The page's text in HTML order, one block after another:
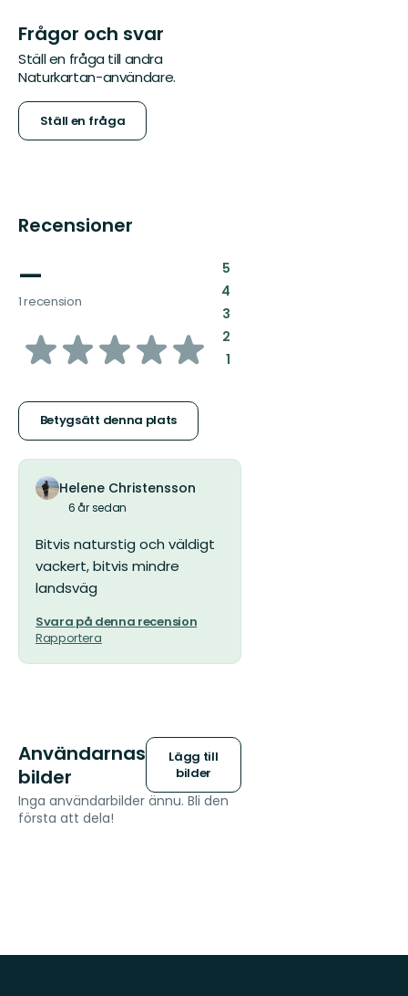
Frågor och svar
Ställ en fråga till andra
Naturkartan-användare.
Ställ en fråga
Recensioner
—
1 recension
av
stjärnor
Betygsätt denna plats
5:
4:
3:
2:
1:
Helene Christensson
6 år sedan
Bitvis naturstig och väldigt
vackert, bitvis mindre
landsväg
Svara på denna recension
Rapportera
Användarnas
bilder
Lägg till
bilder
Inga användarbilder ännu. Bli den
första att dela!